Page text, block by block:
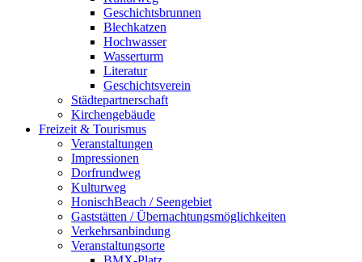
Geschichtsbrunnen
Blechkatzen
Hochwasser
Wasserturm
Literatur
Geschichtsverein
Städtepartnerschaft
Kirchengebäude
Freizeit & Tourismus
Veranstaltungen
Impressionen
Dorfrundweg
Kulturweg
HonischBeach / Seengebiet
Gaststätten / Übernachtungsmöglichkeiten
Verkehrsanbindung
Veranstaltungsorte